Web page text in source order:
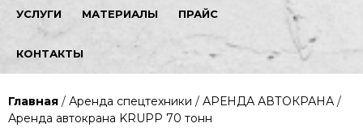
УСЛУГИ МАТЕРИАЛЫ ПРАЙС
КОНТАКТЫ
Главная / Аренда спецтехники / АРЕНДА АВТОКРАНА /
Аренда автокрана KRUPP 70 тонн